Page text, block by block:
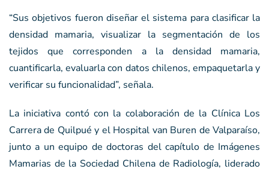
“Sus objetivos fueron diseñar el sistema para clasificar la
densidad mamaria, visualizar la segmentación de los
tejidos que corresponden a la densidad mamaria,
cuantificarla, evaluarla con datos chilenos, empaquetarla y
verificar su funcionalidad”, señala.
La iniciativa contó con la colaboración de la Clínica Los
Carrera de Quilpué y el Hospital van Buren de Valparaíso,
junto a un equipo de doctoras del capítulo de Imágenes
Mamarias de la Sociedad Chilena de Radiología, liderado